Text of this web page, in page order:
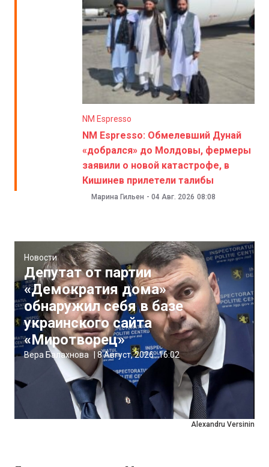
NM Espresso
NM Espresso: Обмелевший Дунай
«добрался» до Молдовы, фермеры
заявили о новой катастрофе, в
Кишинев прилетели талибы
Марина Гильен - 04 Авг. 2026 08:08
Alexandru Versinin
Новости
Депутат от партии
«Демократия дома»
обнаружил себя в базе
украинского сайта
«Миротворец»
Вера Балахнова 8 Август, 2026 16:02